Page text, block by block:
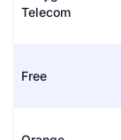
Telecom
Free